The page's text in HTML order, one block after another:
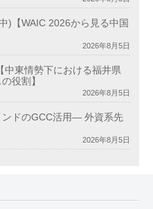
)【WAIC 2026から見る中国
2026年8月5日
中東情勢下における福井県
役割】
2026年8月5日
ドのGCC活用― 外資系先
2026年8月5日